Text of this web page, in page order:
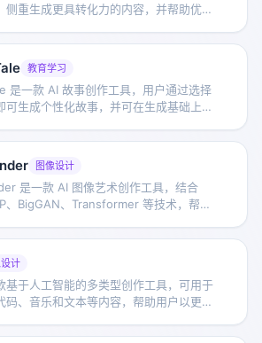
侧重生成更具转化力的内容，并帮助优化
教育学习
是一款 AI 故事创作工具，用户通过选择
可生成个性化故事，并可在生成基础上继
图像设计
是一款 AI 图像艺术创作工具，结合
、BigGAN、Transformer 等技术，帮助
计
基于人工智能的多类型创作工具，可用于
码、音乐和文本等内容，帮助用户以更低